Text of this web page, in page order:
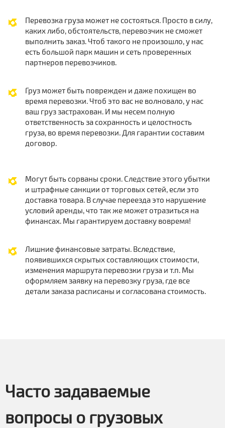
Перевозка груза может не состояться. Просто в силу,
каких либо, обстоятельств, перевозчик не сможет
выполнить заказ. Чтоб такого не произошло, у нас
есть большой парк машин и сеть проверенных
партнеров перевозчиков.
Груз может быть поврежден и даже похищен во
время перевозки. Чтоб это вас не волновало, у нас
ваш груз застрахован. И мы несем полную
ответственность за сохранность и целостность
груза, во время перевозки. Для гарантии составим
договор.
Могут быть сорваны сроки. Следствие этого убытки
и штрафные санкции от торговых сетей, если это
доставка товара. В случае переезда это нарушение
условий аренды, что так же может отразиться на
финансах. Мы гарантируем доставку вовремя!
Лишние финансовые затраты. Вследствие,
появившихся скрытых составляющих стоимости,
изменения маршрута перевозки груза и т.п. Мы
оформляем заявку на перевозку груза, где все
детали заказа расписаны и согласована стоимость.
Часто задаваемые
вопросы о грузовых